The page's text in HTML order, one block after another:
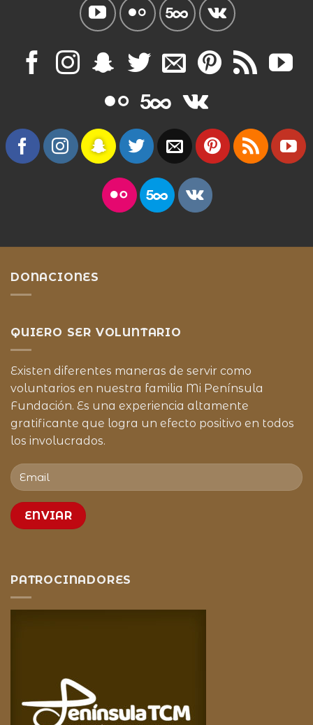
DONACIONES
QUIERO SER VOLUNTARIO
Existen diferentes maneras de servir como
voluntarios en nuestra familia Mi Península
Fundación. Es una experiencia altamente
gratificante que logra un efecto positivo en todos
los involucrados.
PATROCINADORES